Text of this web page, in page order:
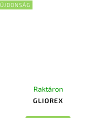
ÚJDONSÁG
GLIOREX
Raktáron